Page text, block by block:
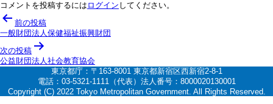
コメントを投稿するには ログイン してください。
投
稿
ナ
ビ
ー
前の投稿
一般財団法人保健福祉振興財団
次の投稿
公益財団法人社会教育協会
東京都庁：〒163-8001 東京都新宿区西新宿2-8-1
電話：03-5321-1111（代表）法人番号：8000020130001
Copyright (C) 2022 Tokyo Metropolitan Government. All Rights Reserved.